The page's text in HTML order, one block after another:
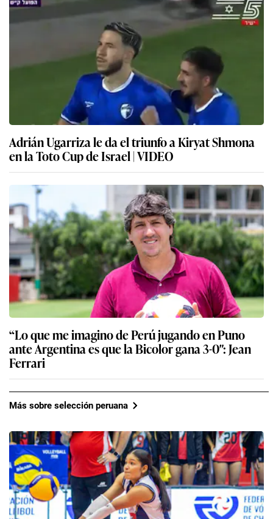
Adrián Ugarriza le da el triunfo a Kiryat Shmona
en la Toto Cup de Israel | VIDEO
“Lo que me imagino de Perú jugando en Puno
ante Argentina es que la Bicolor gana 3-0″: Jean
Ferrari
Más sobre selección peruana